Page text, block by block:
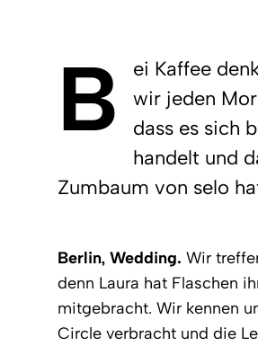
B
ei Kaffee
wir jeden
dass es sich
handelt und
Zumbaum von selo
Berlin, Wedding. Wir
denn Laura hat Flaschen
mitgebracht. Wir kennen
Circle verbracht und die